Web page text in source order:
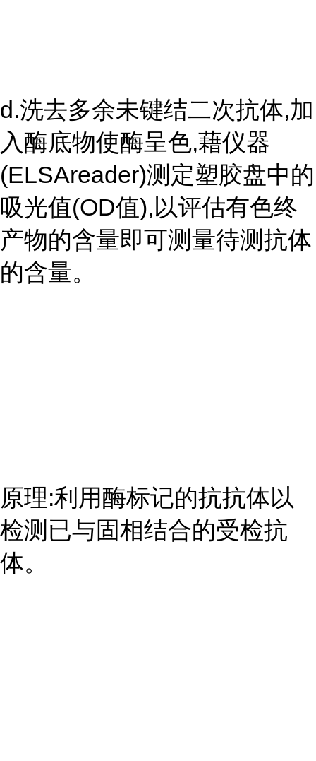
d.洗去多余未键结二次抗体,加
入酶底物使酶呈色,藉仪器
(ELSAreader)测定塑胶盘中的
吸光值(OD值),以评估有色终
产物的含量即可测量待测抗体
的含量。
原理:利用酶标记的抗抗体以
检测已与固相结合的受检抗
体。